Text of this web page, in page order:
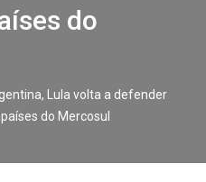
do
Lula volta a defender
do Mercosul